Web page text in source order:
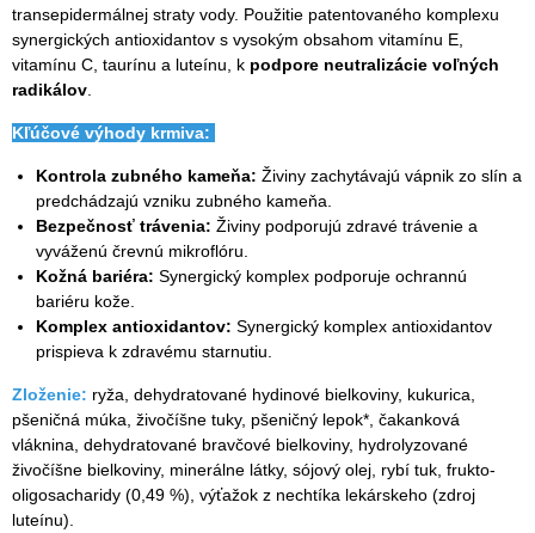
transepidermálnej straty vody. Použitie patentovaného komplexu
synergických antioxidantov s vysokým obsahom vitamínu E,
vitamínu C, taurínu a luteínu, k podpore neutralizácie voľných
radikálov
Kľúčové výhody krmiva:
Kontrola zubného kameňa: Živiny zachytávajú vápnik zo slín a
predchádzajú vzniku zubného kameňa.
Bezpečnosť trávenia: Živiny podporujú zdravé trávenie a
vyváženú črevnú mikroflóru.
Kožná bariéra: Synergický komplex podporuje ochrannú
bariéru kože.
Komplex antioxidantov: Synergický komplex antioxidantov
prispieva k zdravému starnutiu.
Zloženie: ryža, dehydratované hydinové bielkoviny, kukurica,
pšeničná múka, živočíšne tuky, pšeničný lepok*, čakanková
vláknina, dehydratované bravčové bielkoviny, hydrolyzované
živočíšne bielkoviny, minerálne látky, sójový olej, rybí tuk, frukto-
oligosacharidy (0,49 %), výťažok z nechtíka lekárskeho (zdroj
luteínu).